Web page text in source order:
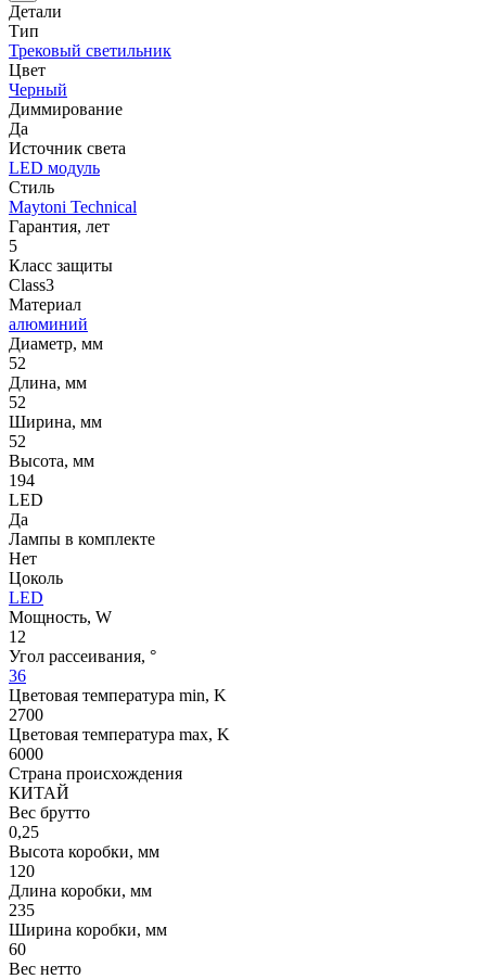
Детали
Тип
Трековый светильник
Цвет
Черный
Диммирование
Да
Источник cвета
LED модуль
Стиль
Maytoni Technical
Гарантия, лет
5
Класс защиты
Class3
Материал
алюминий
Диаметр, мм
52
Длина, мм
52
Ширина, мм
52
Высота, мм
194
LED
Да
Лампы в комплекте
Нет
Цоколь
LED
Мощность, W
12
Угол рассеивания, °
36
Цветовая температура min, K
2700
Цветовая температура max, K
6000
Страна происхождения
КИТАЙ
Вес брутто
0,25
Высота коробки, мм
120
Длина коробки, мм
235
Ширина коробки, мм
60
Вес нетто